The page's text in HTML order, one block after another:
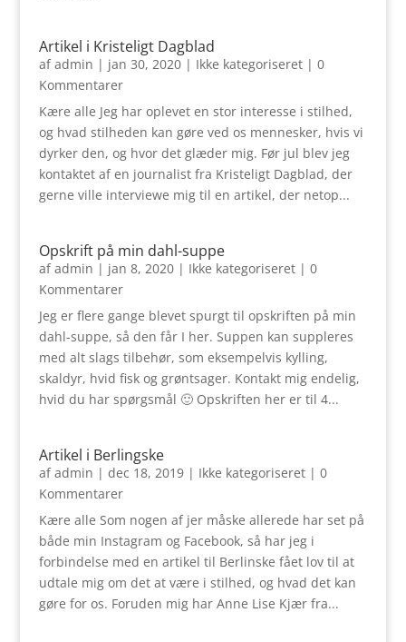
Artikel i Kristeligt Dagblad
afadmin | jan 30, 2020| Ikke kategoriseret| 0
Kommentarer
Kære alle Jeg har oplevet en stor interesse i stilhed,
og hvad stilheden kan gøre ved os mennesker, hvis vi
dyrker den, og hvor det glæder mig. Før jul blev jeg
kontaktet af en journalist fra Kristeligt Dagblad, der
gerne ville interviewe mig til en artikel, der netop...
Opskrift på min dahl-suppe
afadmin | jan 8, 2020| Ikke kategoriseret| 0
Kommentarer
Jeg er flere gange blevet spurgt til opskriften på min
dahl-suppe, så den får I her. Suppen kan suppleres
med alt slags tilbehør, som eksempelvis kylling,
skaldyr, hvid fisk og grøntsager. Kontakt mig endelig,
hvid du har spørgsmål 🙂 Opskriften her er til 4...
Artikel i Berlingske
afadmin | dec 18, 2019| Ikke kategoriseret| 0
Kommentarer
Kære alle Som nogen af jer måske allerede har set på
både min Instagram og Facebook, så har jeg i
forbindelse med en artikel til Berlinske fået lov til at
udtale mig om det at være i stilhed, og hvad det kan
gøre for os. Foruden mig har Anne Lise Kjær fra...